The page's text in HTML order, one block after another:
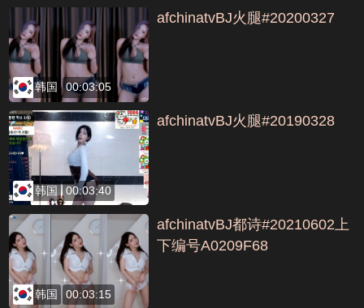
韩国 00:03:05
afchinatvBJ火腿#20200327
韩国 00:03:40
afchinatvBJ火腿#20190328
韩国 00:03:15
afchinatvBJ都诗#20210602上
下编号A0209F68